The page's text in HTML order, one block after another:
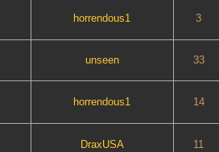
horrendous1 3
unseen 33
horrendous1 14
DraxUSA 11